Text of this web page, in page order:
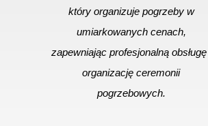
który organizuje pogrzeby w
umiarkowanych cenach,
zapewniając profesjonalną
organizację ceremonii
pogrzebowych.